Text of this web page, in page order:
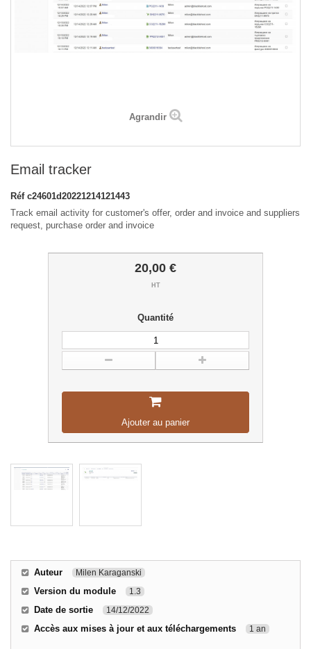
Agrandir
Email tracker
Réf c24601d20221214121443
Track email activity for customer's offer, order and invoice and suppliers
request, purchase order and invoice
20,00 €
HT
Quantité
Ajouter au panier
Auteur Milen Karaganski
Version du module 1.3
Date de sortie 14/12/2022
Accès aux mises à jour et aux téléchargements 1 an